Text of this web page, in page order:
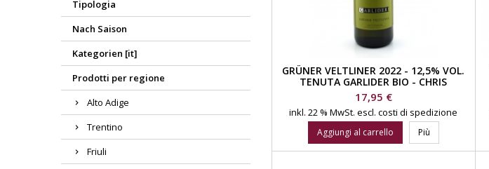
Tipologia
Nach Saison
Kategorien [it]
Prodotti per regione
Alto Adige
Trentino
Friuli
GRÜNER VELTLINER 2022 - 12,5% VOL.
TENUTA GARLIDER BIO - CHRIS
KERSCHBAUMER
Prezzo
17,95 €
inkl. 22 % MwSt.escl. costi di spedizione
Aggiungi al carrello Più